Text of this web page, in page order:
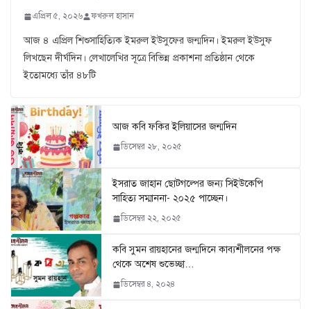
এপ্রিল ৫, ২০২৬ ফখরুল হাসান
আজ ৪ এপ্রিল শিশুসাহিত্যিক ইমরুল ইউসুফের জন্মদিন। ইমরুল ইউসুফ
লিখছেন দীর্ঘদিন। লেখালেখির সূত্রে বিভিন্ন প্রকাশনা প্রতিষ্ঠান থেকে
ইতোমধ্যে তাঁর ৪৮টি
আজ কবি ফকির ইলিয়াসের জন্মদিন
ডিসেম্বর ২৮, ২০২৫
ইসরাত জাহান ছোটগল্পের জন্য সিইউকেপি
সাহিত্য সম্মাননা- ২০২৫ পাচ্ছেন।
ডিসেম্বর ২২, ২০২৫
কবি সুমন রায়হানের জন্মদিনে কাব্যশীলনের পক্ষ
থেকে অশেষ শুভেচ্ছা…
ডিসেম্বর ৪, ২০২৪